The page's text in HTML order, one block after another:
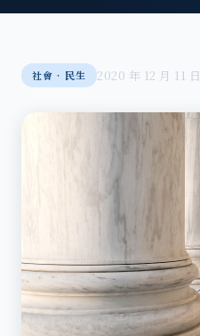
社會‧民生 2020 年 12 月 11 日